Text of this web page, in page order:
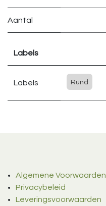
Aantal
Labels
Labels Rund
Algemene Voorwaarden
Privacybeleid
Leveringsvoorwaarden